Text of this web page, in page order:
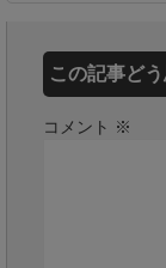
この記事ど
コメント ※